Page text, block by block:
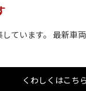
ています。 最新車
くわしくはこちら